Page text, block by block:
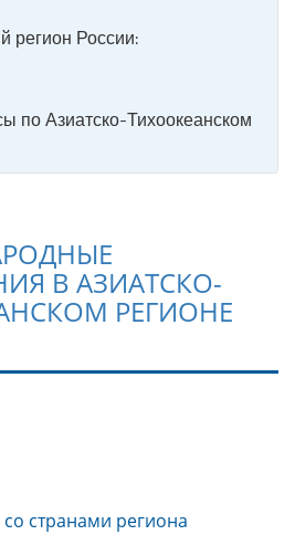
регион России:
по Азиатско-Тихоокеанском
В АЗИАТСКО-
РЕГИОНЕ
странами региона